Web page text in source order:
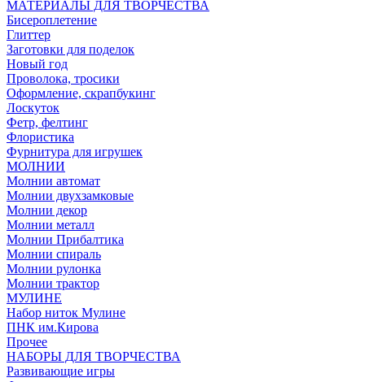
МАТЕРИАЛЫ ДЛЯ ТВОРЧЕСТВА
Бисероплетение
Глиттер
Заготовки для поделок
Новый год
Проволока, тросики
Оформление, скрапбукинг
Лоскуток
Фетр, фелтинг
Флористика
Фурнитура для игрушек
МОЛНИИ
Молнии автомат
Молнии двухзамковые
Молнии декор
Молнии металл
Молнии Прибалтика
Молнии спираль
Молнии рулонка
Молнии трактор
МУЛИНЕ
Набор ниток Мулине
ПНК им.Кирова
Прочее
НАБОРЫ ДЛЯ ТВОРЧЕСТВА
Развивающие игры